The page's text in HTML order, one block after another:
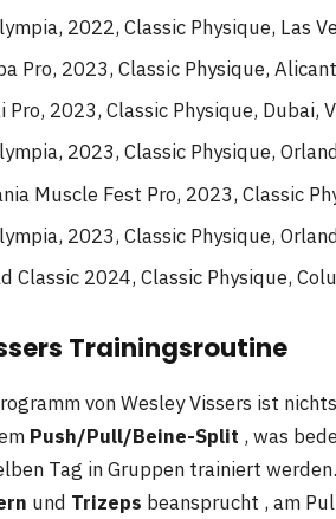
2022, Classic Physique, Las
Pro, 2023, Classic Physique,
Pro, 2023, Classic Physique, Dubai,
2023, Classic Physique,
Muscle Fest Pro, 2023, Classic
2023, Classic Physique,
Classic 2024, Classic Physique,
Trainingsroutine
von Wesley Vissers ist
Push/Pull/Beine-Split , was
Tag in Gruppen trainiert
und Trizeps beansprucht , am